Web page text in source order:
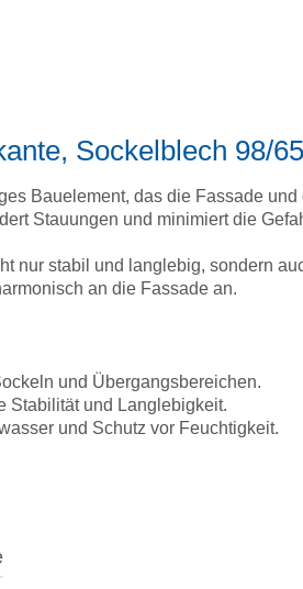
Sockelblech 98/
Bauelement, das die Fassade
Stauungen und minimiert die
nur stabil und langlebig, sondern
an die Fassade an.
und Übergangsbereichen.
Stabilität und Langlebigkeit.
und Schutz vor Feuchtigkeit.